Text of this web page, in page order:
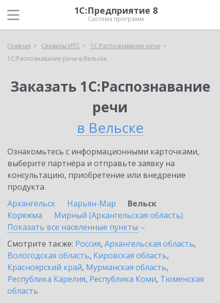
1С:Предприятие 8
Система программ
Главная Сервисы ИТС
1С:Распознавание речи
1С:Распознавание речи в Вельске
Заказать 1С:Распознавание
речи
в Вельске
Ознакомьтесь с информационными карточками,
выберите партнёра и отправьте заявку на
консультацию, приобретение или внедрение
продукта.
Архангельск
Нарьян-Мар
Вельск
Коряжма
Мирный (Архангельская область)
Показать все населенные пункты
Смотрите также: Россия, Архангельская область,
Вологодская область, Кировская область,
Красноярский край, Мурманская область,
Республика Карелия, Республика Коми, Тюменская
область